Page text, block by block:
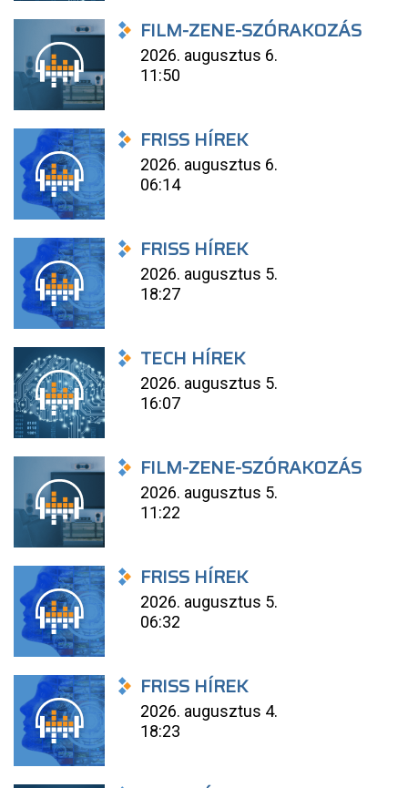
FILM-ZENE-SZÓRAKOZÁS
2026. augusztus 6.
11:50
FRISS HÍREK
2026. augusztus 6.
06:14
FRISS HÍREK
2026. augusztus 5.
18:27
TECH HÍREK
2026. augusztus 5.
16:07
FILM-ZENE-SZÓRAKOZÁS
2026. augusztus 5.
11:22
FRISS HÍREK
2026. augusztus 5.
06:32
FRISS HÍREK
2026. augusztus 4.
18:23